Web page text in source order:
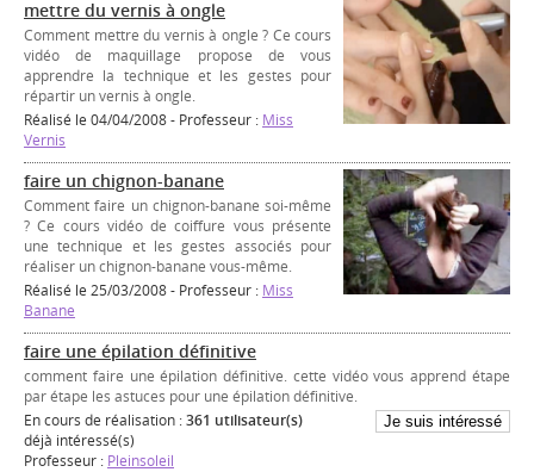
mettre du vernis à ongle
Comment mettre du vernis à ongle ? Ce cours
vidéo de maquillage propose de vous
apprendre la technique et les gestes pour
répartir un vernis à ongle.
Réalisé le 04/04/2008 - Professeur : Miss
Vernis
faire un chignon-banane
Comment faire un chignon-banane soi-même
? Ce cours vidéo de coiffure vous présente
une technique et les gestes associés pour
réaliser un chignon-banane vous-même.
Réalisé le 25/03/2008 - Professeur : Miss
Banane
faire une épilation définitive
comment faire une épilation définitive. cette vidéo vous apprend étape
par étape les astuces pour une épilation définitive.
En cours de réalisation :361 utilisateur(s)
déjà intéressé(s)
Professeur : Pleinsoleil